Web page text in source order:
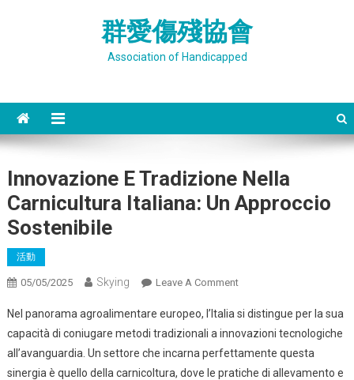
群愛傷殘協會
Association of Handicapped
Innovazione E Tradizione Nella
Carnicultura Italiana: Un Approccio
Sostenibile
活動
05/05/2025 Skying Leave A CommentOn
E
Tradizione
Nella
Carnicultura
Nel panorama agroalimentare europeo, l’Italia si distingue per la sua
capacità di coniugare metodi tradizionali a innovazioni tecnologiche
all’avanguardia. Un settore che incarna perfettamente questa
sinergia è quello della carnicoltura, dove le pratiche di allevamento e